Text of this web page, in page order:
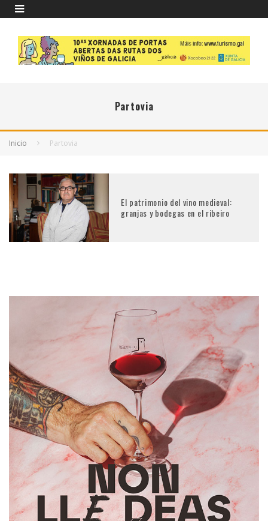
Partovia
Inicio Partovia
El patrimonio del vino medieval:
granjas y bodegas en el ribeiro